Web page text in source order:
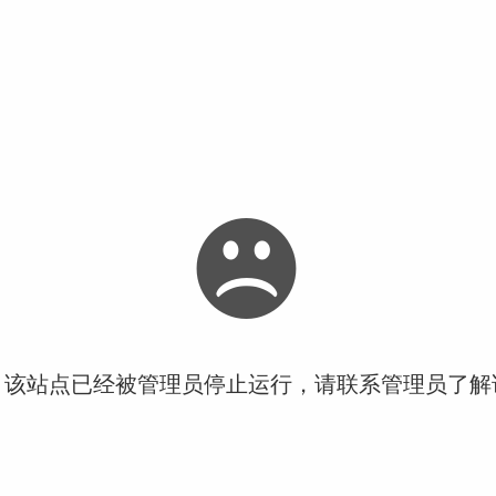
站点已经被管理员停止运行，请联系管理员了